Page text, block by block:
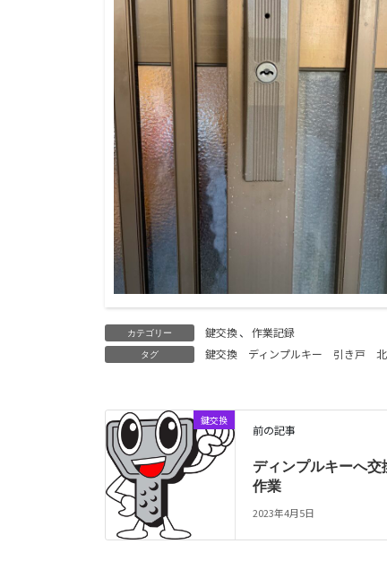
カテゴリー 鍵交換、 作業記録
タグ 鍵交換 ディンプルキー 引き戸
鍵交換
前の記事
ディンプルキーへ交
作業
2023年4月5日